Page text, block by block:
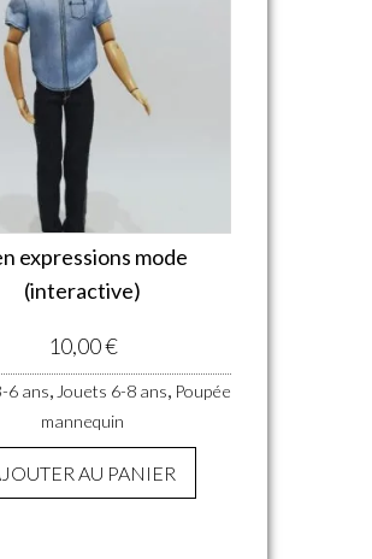
expressions mode
(interactive)
10,00€
6 ans, Jouets 6-8 ans, Poupée
mannequin
AU PANIER